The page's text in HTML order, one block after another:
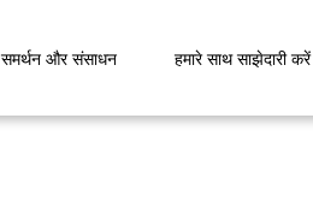
समर्थन और संसाधन हमारे साथ साझेदारी करें